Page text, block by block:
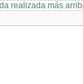
realizada más